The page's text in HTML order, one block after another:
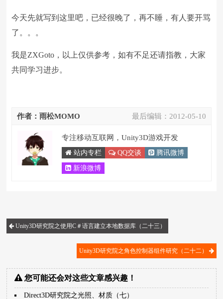
今天先就写到这里吧，已经很晚了，再不睡，有人要开骂
了。。。
我是ZXGoto ，以上仅供参考，如有不足还请指教，大家
共同学习进步。
最后编辑： 2012-05-10
作者：雨松MOMO
专注移动互联网，Unity3D游戏开发
站内专栏 QQ交谈 腾讯微博
新浪微博
Unity3D研究院之使用C＃语言建立本地数据库（二十三）
Unity3D研究院之角色控制器组件研究（二十二）
您可能还会对这些文章感兴趣！
Direct3D研究院之光照、材质（七）